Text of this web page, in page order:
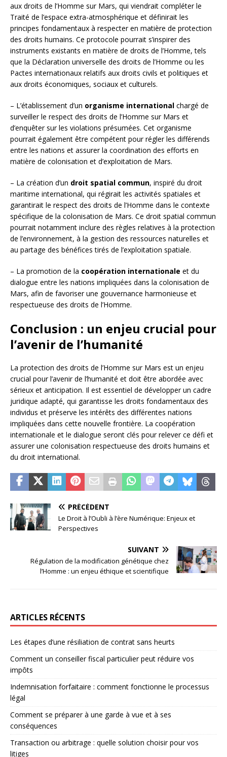
aux droits de l’Homme sur Mars, qui viendrait compléter le
Traité de l’espace extra-atmosphérique et définirait les
principes fondamentaux à respecter en matière de protection
des droits humains. Ce protocole pourrait s’inspirer des
instruments existants en matière de droits de l’Homme, tels
que la Déclaration universelle des droits de l’Homme ou les
Pactes internationaux relatifs aux droits civils et politiques et
aux droits économiques, sociaux et culturels.
– L’établissement d’un organisme international chargé de
surveiller le respect des droits de l’Homme sur Mars et
d’enquêter sur les violations présumées. Cet organisme
pourrait également être compétent pour régler les différends
entre les nations et assurer la coordination des efforts en
matière de colonisation et d’exploitation de Mars.
– La création d’un droit spatial commun, inspiré du droit
maritime international, qui régirait les activités spatiales et
garantirait le respect des droits de l’Homme dans le contexte
spécifique de la colonisation de Mars. Ce droit spatial commun
pourrait notamment inclure des règles relatives à la protection
de l’environnement, à la gestion des ressources naturelles et
au partage des bénéfices tirés de l’exploitation spatiale.
– La promotion de la coopération internationale et du
dialogue entre les nations impliquées dans la colonisation de
Mars, afin de favoriser une gouvernance harmonieuse et
respectueuse des droits de l’Homme.
Conclusion : un enjeu crucial pour
l’avenir de l’humanité
La protection des droits de l’Homme sur Mars est un enjeu
crucial pour l’avenir de l’humanité et doit être abordée avec
sérieux et anticipation. Il est essentiel de développer un cadre
juridique adapté, qui garantisse les droits fondamentaux des
individus et préserve les intérêts des différentes nations
impliquées dans cette nouvelle frontière. La coopération
internationale et le dialogue seront clés pour relever ce défi et
assurer une colonisation respectueuse des droits humains et
du droit international.
PRÉCÉDENT
Le Droit à l’Oubli à l’ère Numérique: Enjeux et
Perspectives
SUIVANT
Régulation de la modification génétique chez
l’Homme : un enjeu éthique et scientifique
ARTICLES RÉCENTS
Les étapes d’une résiliation de contrat sans heurts
Comment un conseiller fiscal particulier peut réduire vos
impôts
Indemnisation forfaitaire : comment fonctionne le processus
légal
Comment se préparer à une garde à vue et à ses
conséquences
Transaction ou arbitrage : quelle solution choisir pour vos
litiges